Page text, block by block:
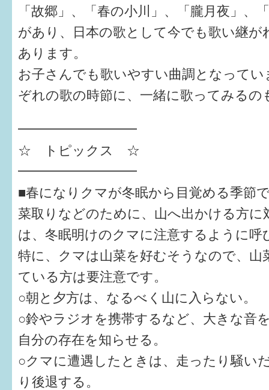
「故郷」、「春の小川」、「朧月夜」、
があり、日本の歌として今でも歌い継が
あります。
お子さんでも歌いやすい曲調となって
ぞれの歌の時節に、一緒に歌ってみる
━━━━━━━━━
☆ トピックス ☆
━━━━━━━━━
■春になりクマが冬眠から目覚める季節
菜取りなどのために、山へ出かける方に
は、冬眠明けのクマに注意するように呼
特に、クマは山菜を好むそうなので、山
ている方は要注意です。
○朝と夕方は、なるべく山に入らない。
○鈴やラジオを携帯するなど、大きな音
自分の存在を知らせる。
○クマに遭遇したときは、走ったり騒い
り後退する。
3か月〜6か月
6か月〜1歳
1歳〜3歳
3歳〜就学前
子育てマップ
イベントレポート
なるほどコラム
メールマガジン
はぐくむ.net相談コーナー
みんなの知恵袋
子育て情報誌「ほっと」
食育